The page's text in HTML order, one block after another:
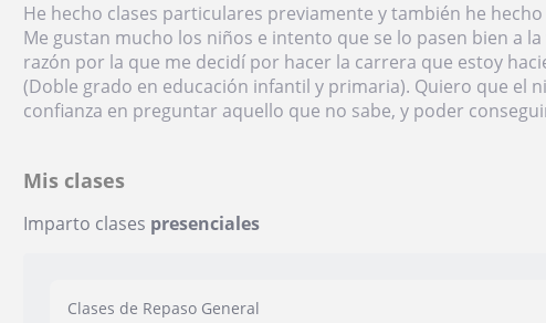
He hecho clases particulares previamente y también he
Me gustan mucho los niños e intento que se lo pasen bien a
razón por la que me decidí por hacer la carrera que estoy
(Doble grado en educación infantil y primaria). Quiero que el
confianza en preguntar aquello que no sabe, y poder
Mis clases
Imparto clases presenciales
Clases de Repaso General